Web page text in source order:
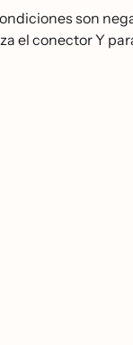
son
el conector Y